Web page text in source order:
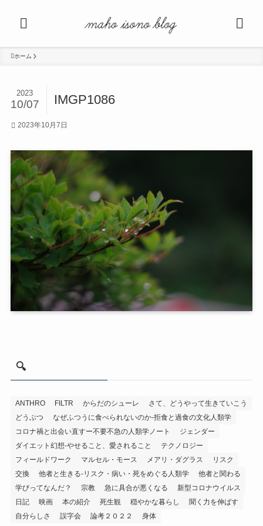
ホーム
IMGP1086
2023
10/07
2023年10月7日
🔍
ANTHRO FILTR からだのシューレ
さて、どうやって生きていこう
どうぶつ
なぜふつうに食べられないのか-拒食と過食の文化人類学
コロナ禍と出会い直すー不要不急の人類学ノート
ジェンダー
ダイエット幻想-やせること、愛されること
テクノロジー
フィールドワーク
マルセル・モース メアリ・ダグラス
リスク
交換
他者と生きる-リスク・病い・死をめぐる人類学
他者と関わる
学びってなんだ？
宗教 急に具合が悪くなる
新型コロナウイルス
日記
映画 本の紹介 死生観 穏やかな暮らし
聞く力を伸ばす
自分らしさ
誤字会 論考２０２２ 身体